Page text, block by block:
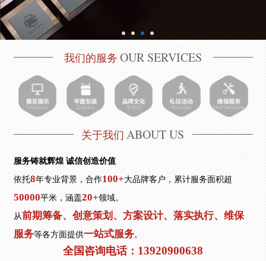
我们的服务 OUR SERVICES
关于我们 ABOUT US
服务铸就辉煌 诚信创造价值
依托8年专业背景，合作100+大品牌客户，累计服务面积超
50000平米，涵盖20+领域。
从前期筹备、创意策划、方案设计、落实执行、维保
服务等各方面提供一站式服务。
全国咨询电话： 13920900638